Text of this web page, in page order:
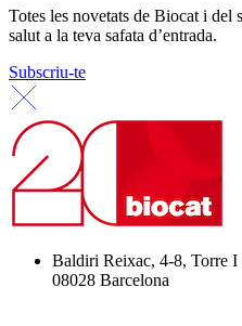
Totes les novetats de Biocat i del
salut a la teva safata d’entrada.
Subscriu-te
Baldiri Reixac, 4-8, Torre
08028 Barcelona